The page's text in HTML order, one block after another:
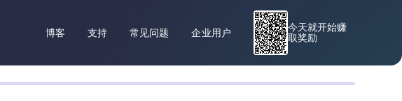
博客 支持 常见问题 企业用户 今天就开始赚
取奖励